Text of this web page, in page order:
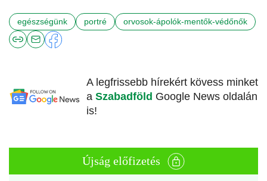
egészségünk portré orvosok-ápolók-mentők-védőnők
A legfrissebb hírekért kövess minket
a Szabadföld Google News oldalán
is!
Újság előfizetés